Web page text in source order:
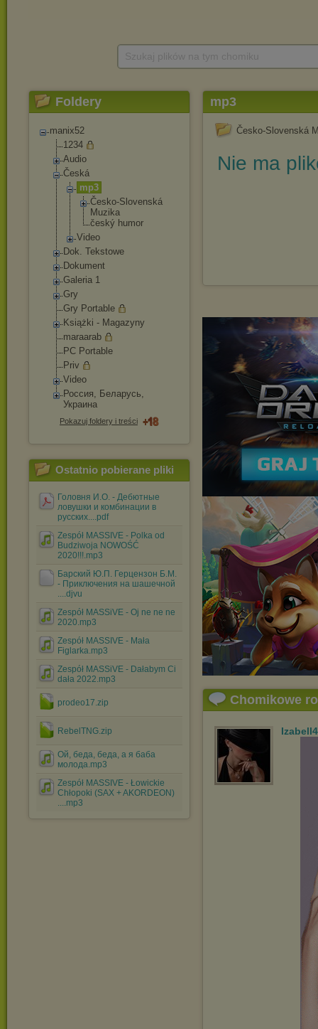
Foldery
manix52
1234
Audio
Česká
mp3
Česko-Slovenská
Muzika
český humor
Video
Dok. Tekstowe
Dokument
Galeria 1
Gry
Gry Portable
Książki - Magazyny
maraarab
PC Portable
Priv
Video
Россия, Беларусь,
Украина
Pokazuj foldery i treści
Ostatnio pobierane pliki
Головня И.О. - Дебютные
ловушки и комбинации в
русских....pdf
Zespół MASSIVE - Polka od
Budziwoja NOWOŚĆ
2020!!!.mp3
Барский Ю.П. Герцензон Б.М.
- Приключения на шашечной
....djvu
Zespół MASSiVE - Oj ne ne ne
2020.mp3
Zespół MASSIVE - Mała
Figlarka.mp3
Zespół MASSiVE - Dałabym Ci
dała 2022.mp3
prodeo17.zip
RebelTNG.zip
Ой, беда, беда, а я баба
молода.mp3
Zespół MASSIVE - Łowickie
Chłopoki (SAX + AKORDEON)
....mp3
mp3
Česko-Slovenská
Nie ma
Chomikowe